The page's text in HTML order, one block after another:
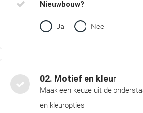
Nieuwbouw?
Ja Nee
02. Motief en kleur
Maak een keuze uit de
en kleuropties